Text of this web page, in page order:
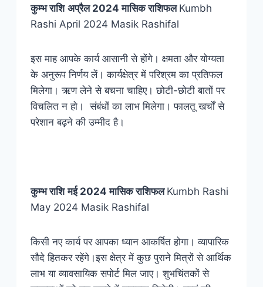
कुम्भ राशि अप्रैल 2024 मासिक राशिफल Kumbh
Rashi April 2024 Masik Rashifal
इस माह आपके कार्य आसानी से होंगे। क्षमता और योग्यता
के अनुरूप निर्णय लें। कार्यक्षेत्र में परिश्रम का प्रतिफल
मिलेगा। ऋण लेने से बचना चाहिए। छोटी-छोटी बातों पर
विचलित न हो। संबंधों का लाभ मिलेगा। फालतू खर्चों से
परेशान बढ़ने की उम्मीद है।
कुम्भ राशि मई 2024 मासिक राशिफल Kumbh Rashi
May 2024 Masik Rashifal
किसी नए कार्य पर आपका ध्यान आकर्षित होगा। व्यापारिक
सौदे हितकर रहेंगे।इस क्षेत्र में कुछ पुराने मित्रों से आर्थिक
लाभ या व्यावसायिक सपोर्ट मिल जाए। शुभचिंतकों से